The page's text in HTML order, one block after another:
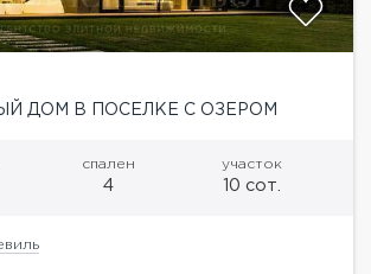
ДОМ В ПОСЕЛКЕ С ОЗЕРОМ
спален
4
участок
10 сот.